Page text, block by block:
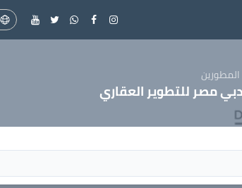
المطورين